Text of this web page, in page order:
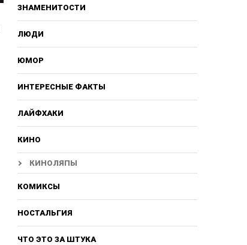
ЗНАМЕНИТОСТИ
ЛЮДИ
ЮМОР
ИНТЕРЕСНЫЕ ФАКТЫ
ЛАЙФХАКИ
КИНО
КИНОЛЯПЫ
КОМИКСЫ
НОСТАЛЬГИЯ
ЧТО ЭТО ЗА ШТУКА